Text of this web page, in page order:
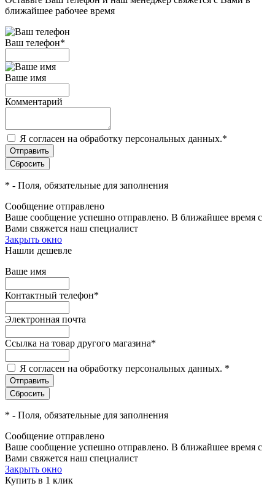
ближайшее рабочее время
Ваш телефон*
Ваше имя
Комментарий
Я согласен на обработку персональных данных.*
* - Поля, обязательные для заполнения
Сообщение отправлено
Ваше сообщение успешно отправлено. В ближайшее время с
Вами свяжется наш специалист
Закрыть окно
Нашли дешевле
Ваше имя
Контактный телефон*
Электронная почта
Ссылка на товар другого магазина*
Я согласен на обработку персональных данных. *
* - Поля, обязательные для заполнения
Сообщение отправлено
Ваше сообщение успешно отправлено. В ближайшее время с
Вами свяжется наш специалист
Закрыть окно
Купить в 1 клик